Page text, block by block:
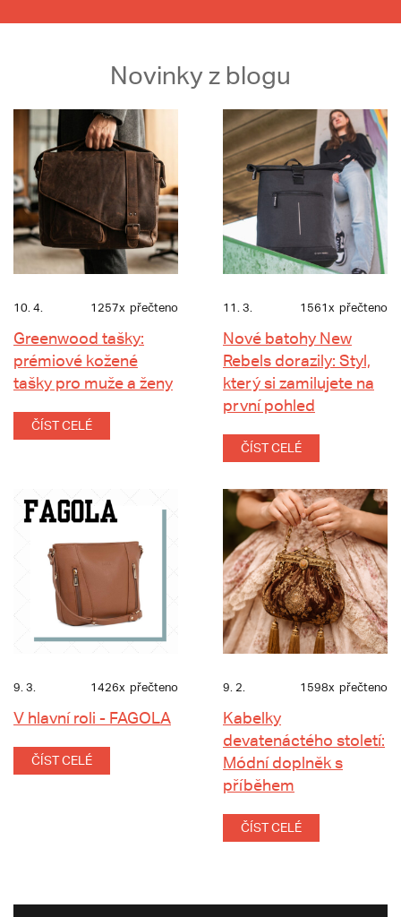
Novinky z blogu
10. 4. 1257x přečteno
Greenwood tašky:
prémiové kožené
tašky pro muže a ženy
ČÍST CELÉ
11. 3. 1561x přečteno
Nové batohy New
Rebels dorazily: Styl,
který si zamilujete na
první pohled
ČÍST CELÉ
9. 3. 1426x přečteno
V hlavní roli - FAGOLA
ČÍST CELÉ
9. 2. 1598x přečteno
Kabelky
devatenáctého století:
Módní doplněk s
příběhem
ČÍST CELÉ